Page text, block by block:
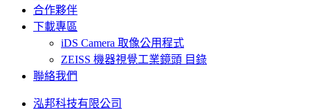
合作夥伴
下載專區
iDS Camera 取像公用程式
ZEISS 機器視覺工業鏡頭 目錄
聯絡我們
泓邦科技有限公司